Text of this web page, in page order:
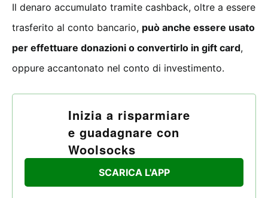
Il denaro accumulato tramite cashback, oltre a essere
trasferito al conto bancario, può anche essere usato
per effettuare donazioni o convertirlo in gift card,
oppure accantonato nel conto di investimento.
Inizia a risparmiare
e guadagnare con
Woolsocks
SCARICA L'APP